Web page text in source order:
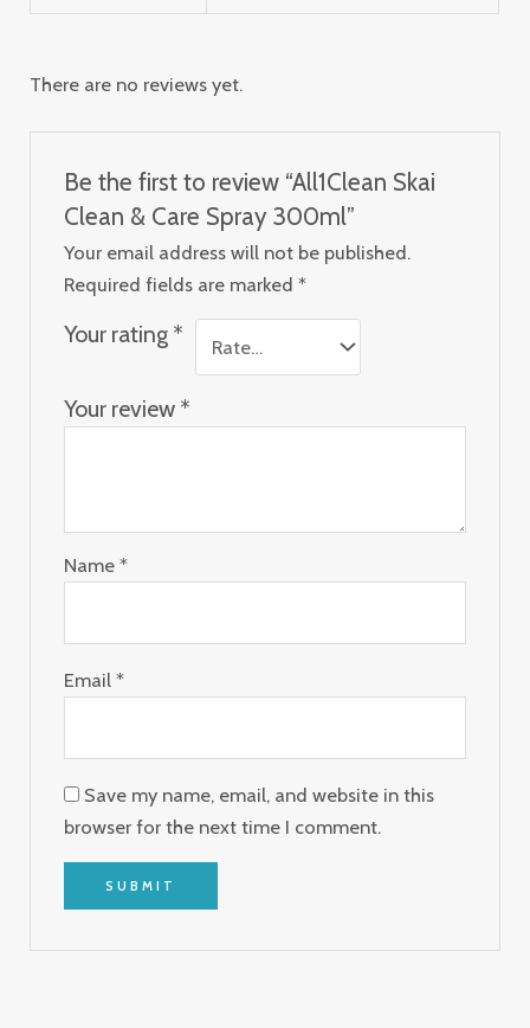
There are no reviews yet.
Be the first to review “All1Clean Skai
Clean & Care Spray 300ml”
Your email address will not be published.
Required fields are marked *
Your rating *
Your review *
Name *
Email *
Save my name, email, and website in this
browser for the next time I comment.